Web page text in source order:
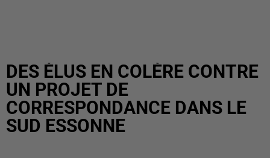
DES ÉLUS EN COLÈRE CONTRE
UN PROJET DE
CORRESPONDANCE DANS LE
SUD ESSONNE